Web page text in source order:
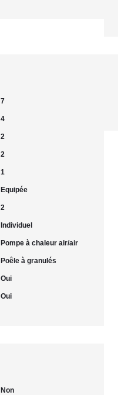
7
4
2
2
1
Equipée
2
Individuel
Pompe à chaleur air/air
Poêle à granulés
Oui
Oui
Non